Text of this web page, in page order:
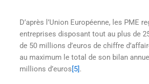
D’après l’Union Européenne, les PME
entreprises disposant tout au plus de
de 50 millions d’euros de chiffre
au maximum le total de son bilan
millions d’euros[5].